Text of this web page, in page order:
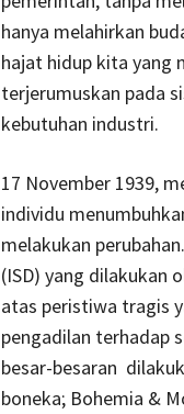
hanya melahirkan
hajat hidup kita yang
terjerumuskan pada
kebutuhan industri.
17 November 1939,
individu
melakukan
(ISD) yang dilakukan
atas peristiwa tragis
pengadilan terhadap
besar-besaran
boneka; Bohemia &